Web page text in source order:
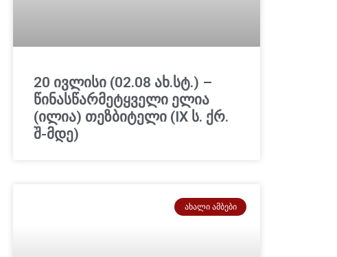
20 ივლისი (02.08 ახ.სტ.) –
წინასწარმეტყველი ელია
(ილია) თეზბიტელი (IX ს. ქრ.
შ-მდე)
ᲐᲮᲐᲚᲘ ᲐᲛᲑᲔᲑᲘ